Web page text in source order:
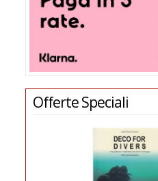
Offerte Speciali